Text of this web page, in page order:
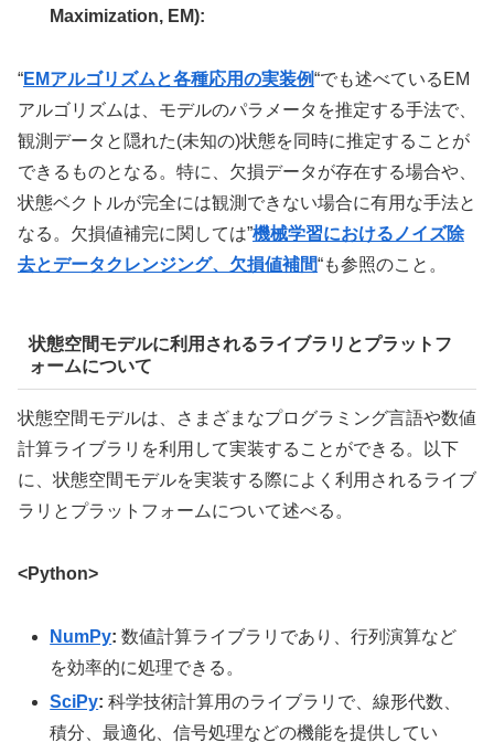
Maximization, EM):
“EMアルゴリズムと各種応用の実装例“でも述べているEM
アルゴリズムは、モデルのパラメータを推定する手法で、
観測データと隠れた(未知の)状態を同時に推定することが
できるものとなる。特に、欠損データが存在する場合や、
状態ベクトルが完全には観測できない場合に有用な手法と
なる。欠損値補完に関しては”機械学習におけるノイズ除
去とデータクレンジング、欠損値補間“も参照のこと。
状態空間モデルに利用されるライブラリとプラットフ
ォームについて
状態空間モデルは、さまざまなプログラミング言語や数値
計算ライブラリを利用して実装することができる。以下
に、状態空間モデルを実装する際によく利用されるライブ
ラリとプラットフォームについて述べる。
<Python>
NumPy: 数値計算ライブラリであり、行列演算など
を効率的に処理できる。
SciPy: 科学技術計算用のライブラリで、線形代数、
積分、最適化、信号処理などの機能を提供してい